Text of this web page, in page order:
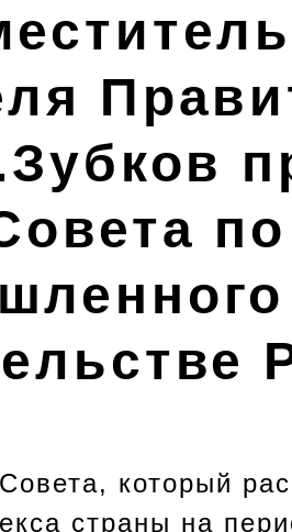
который
страны на